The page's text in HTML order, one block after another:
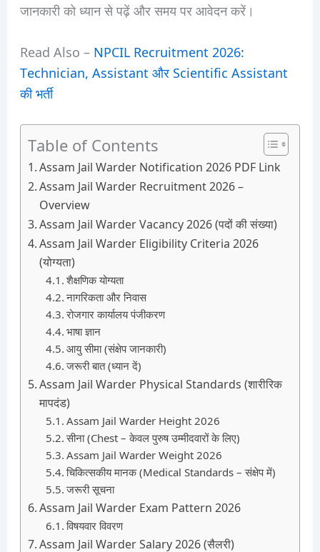
जानकारी को ध्यान से पढ़ें और समय पर आवेदन करें।
Read Also – NPCIL Recruitment 2026:
Technician, Assistant और Scientific Assistant
की भर्ती
Table of Contents
Assam Jail Warder Notification 2026 PDF Link
Assam Jail Warder Recruitment 2026 –
Overview
Assam Jail Warder Vacancy 2026 (पदों की संख्या)
Assam Jail Warder Eligibility Criteria 2026
(योग्यता)
शैक्षणिक योग्यता
नागरिकता और निवास
रोजगार कार्यालय पंजीकरण
भाषा ज्ञान
आयु सीमा (संक्षेप जानकारी)
जरूरी बात (ध्यान दें)
Assam Jail Warder Physical Standards (शारीरिक
मापदंड)
Assam Jail Warder Height 2026
सीना (Chest – केवल पुरुष उम्मीदवारों के लिए)
Assam Jail Warder Weight 2026
चिकित्सकीय मानक (Medical Standards – संक्षेप में)
जरूरी सूचना
Assam Jail Warder Exam Pattern 2026
विषयवार विवरण
Assam Jail Warder Salary 2026 (सैलरी)